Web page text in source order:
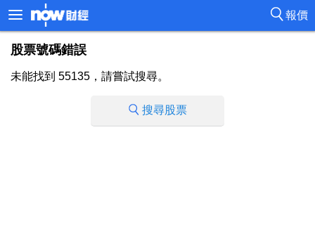
報價
股票號碼錯誤
未能找到 55135，請嘗試搜尋。
搜尋股票